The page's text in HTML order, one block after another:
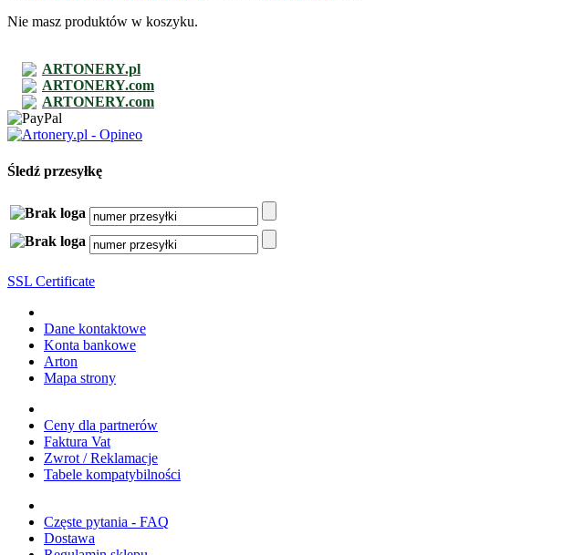
Nie masz produktów w koszyku.
ARTONERY.pl
ARTONERY.com
ARTONERY.com
Śledź przesyłkę
SSL Certificate
Dane kontaktowe
Konta bankowe
Arton
Mapa strony
Ceny dla partnerów
Faktura Vat
Zwrot / Reklamacje
Tabele kompatybilności
Częste pytania - FAQ
Dostawa